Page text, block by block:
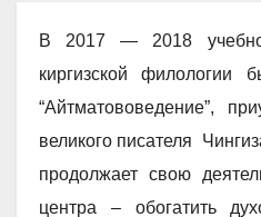
В 2017 — 2018
киргизской филологии
“Айтматововедение”,
великого писателя
продолжает свою
центра – обогатить